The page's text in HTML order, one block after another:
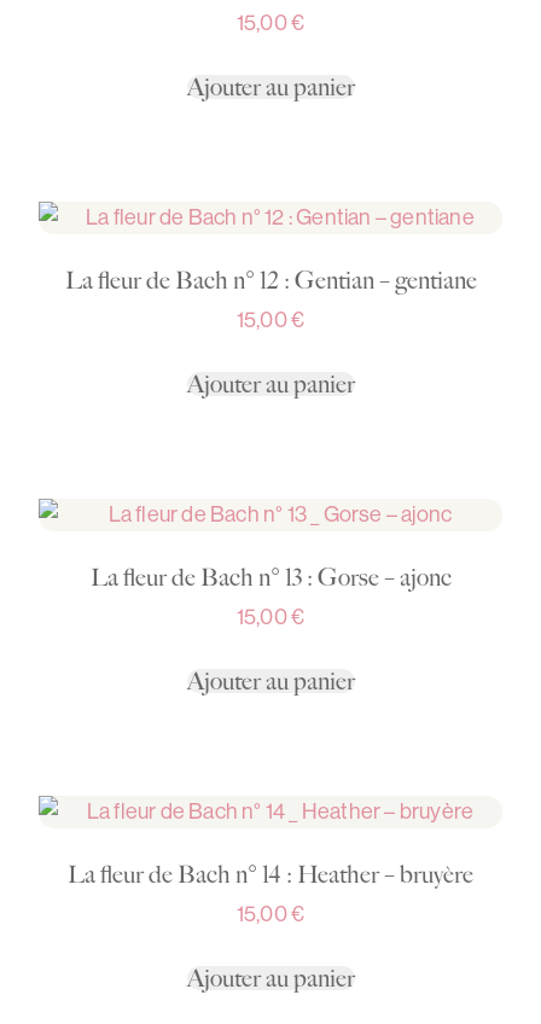
15,00€
Ajouter au panier
La fleur de Bach n° 12 : Gentian – gentiane
15,00€
Ajouter au panier
La fleur de Bach n° 13 : Gorse – ajonc
15,00€
Ajouter au panier
La fleur de Bach n° 14 : Heather – bruyère
15,00€
Ajouter au panier